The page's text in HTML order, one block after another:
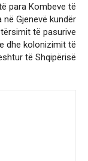
para Kombeve të
në Gjenevë kundër
të pasurive
dhe kolonizimit të
të Shqipërisë